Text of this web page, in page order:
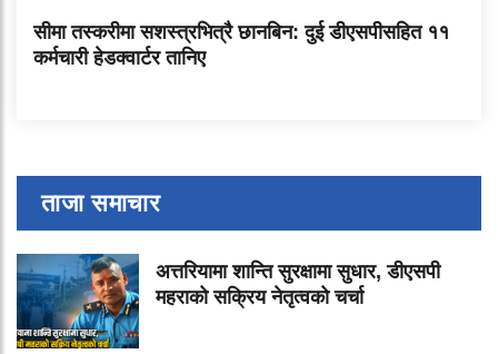
सीमा तस्करीमा सशस्त्रभित्रै छानबिन: दुई डीएसपीसहित ११
कर्मचारी हेडक्वार्टर तानिए
ताजा समाचार
अत्तरियामा शान्ति सुरक्षामा सुधार, डीएसपी
महराको सक्रिय नेतृत्वको चर्चा